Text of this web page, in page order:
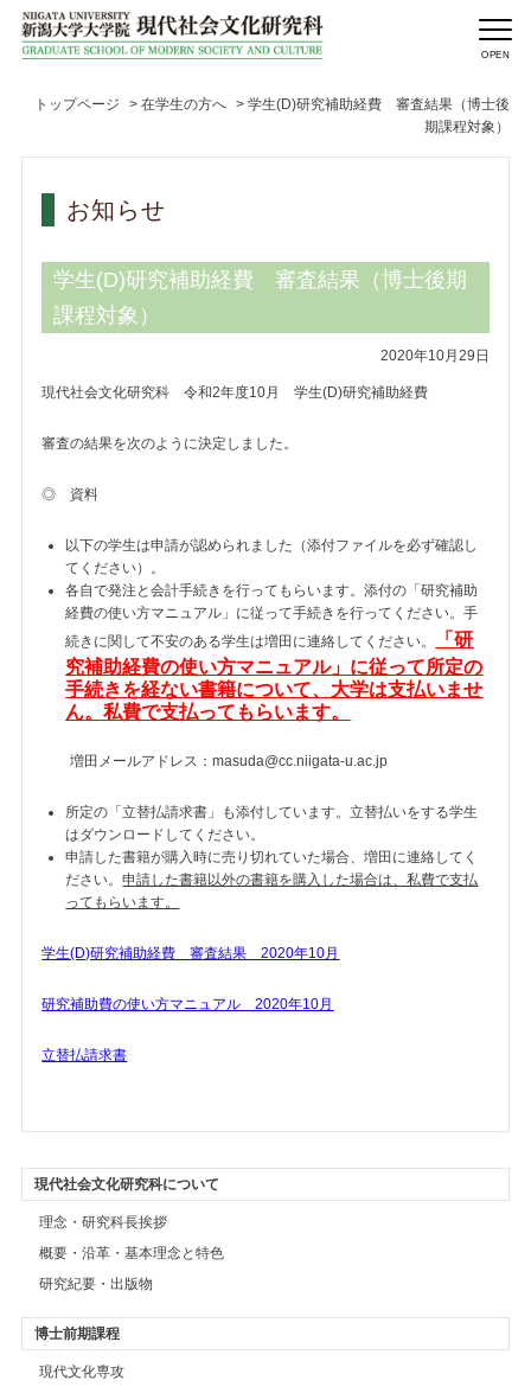
トップページ >在学生の方へ >学生(D)研究補助経費 審査結果（博士後
期課程対象）
お知らせ
学生(D)研究補助経費 審査結果（博士後期
課程対象）
2020年10月29日
現代社会文化研究科 令和2年度10月 学生(D)研究補助経費
審査の結果を次のように決定しました。
◎ 資料
以下の学生は申請が認められました（添付ファイルを必ず確認し
てください）。
各自で発注と会計手続きを行ってもらいます。添付の「研究補助
経費の使い方マニュアル」に従って手続きを行ってください。手
続きに関して不安のある学生は増田に連絡してください。
「研
究補助経費の使い方マニュアル」に従って所定の
手続きを経ない書籍について、大学は支払いませ
ん。私費で支払ってもらいます。
増田メールアドレス：masuda@cc.niigata-u.ac.jp
所定の「立替払請求書」も添付しています。立替払いをする学生
はダウンロードしてください。
申請した書籍が購入時に売り切れていた場合、増田に連絡してく
ださい。申請した書籍以外の書籍を購入した場合は、私費で支払
ってもらいます。
学生(D)研究補助経費 審査結果 2020年10月
研究補助費の使い方マニュアル 2020年10月
立替払請求書
現代社会文化研究科について
理念・研究科長挨拶
概要・沿革・基本理念と特色
研究紀要・出版物
博士前期課程
現代文化専攻